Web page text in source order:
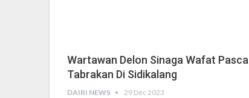
Wartawan Delon Sinaga Wafat Pasca
Tabrakan Di Sidikalang
DAIRI NEWS 29 Dec 2023